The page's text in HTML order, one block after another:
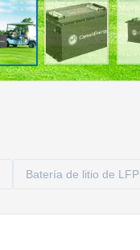
Batería de litio de LFP